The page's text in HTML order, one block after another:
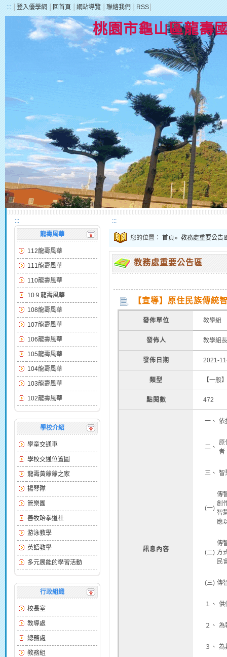
::: 登入優學網 回首頁 網站導覽 聯絡我們 RSS
桃園市龜山區龍壽
:::
龍壽風華
112龍壽風華
111龍壽風華
110龍壽風華
10９龍壽風華
108龍壽風華
107龍壽風華
106龍壽風華
105龍壽風華
104龍壽風華
103龍壽風華
102龍壽風華
學校介紹
學童交通車
學校交通位置圖
龍壽黃爺爺之家
揚琴隊
管樂團
善牧跆拳道社
游泳教學
英語教學
多元展能的學習活動
行政組織
校長室
教導處
總務處
教務組
:::
您的位置： 首頁» 教務處重要公告
教務處重要公告區
【宣導】原住民族傳統
發佈單位 教學組
發佈人 教學組長
發佈日期 2021-
類型 【一般】
點閱數 472
訊息內容
一、 依
二、
原
者
三、 智
(一)
傳
創
智
應
(二)
傳
方
民
(三) 傳
１、 供
２、 為
３、 為